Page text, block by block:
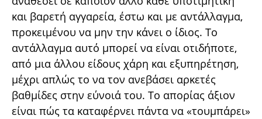
και βαρετή αγγαρεία, έστω και με αντάλλαγμα,
προκειμένου να μην την κάνει ο ίδιος. Το
αντάλλαγμα αυτό μπορεί να είναι οτιδήποτε,
από μια άλλου είδους χάρη και εξυπηρέτηση,
μέχρι απλώς το να τον ανεβάσει αρκετές
βαθμίδες στην εύνοιά του. Το απορίας άξιον
είναι πώς τα καταφέρνει πάντα να «τουμπάρει»